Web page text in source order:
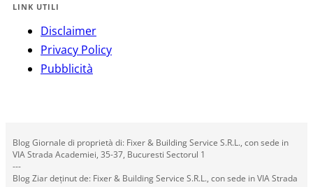
LINK UTILI
Disclaimer
Privacy Policy
Pubblicità
Blog Giornale di proprietà di: Fixer & Building Service S.R.L., con sede in
VIA Strada Academiei, 35-37, Bucuresti Sectorul 1
---
Blog Ziar deținut de: Fixer & Building Service S.R.L., con sede in VIA Strada